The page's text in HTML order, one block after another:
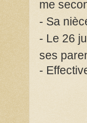
me
- Sa
- Le 26
ses
-